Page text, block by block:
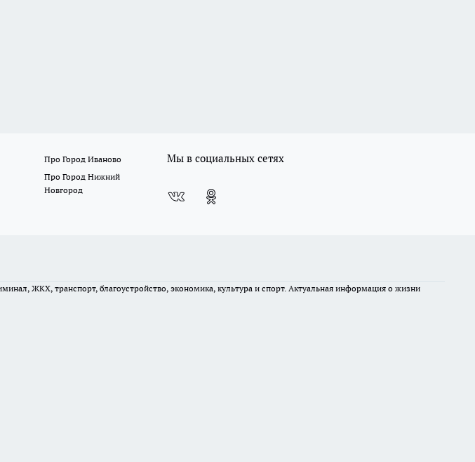
Про Город Иваново
Про Город Нижний
Новгород
Мы в социальных сетях
ЖКХ, транспорт, благоустройство, экономика, культура и спорт. Актуальная информация о жизни